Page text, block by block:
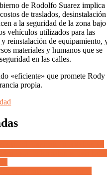
de Rodolfo Suarez implica
de traslados, desinstalación
a la seguridad de la zona bajo
vehículos utilizados para las
reinstalación de equipamiento,
materiales y humanos que se
en las calles.
«eficiente» que promete Rody
propia.